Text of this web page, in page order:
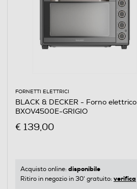
FORNETTI ELETTRICI
BLACK & DECKER - Forno elettrico
BXOV4500E-GRIGIO
€ 139,00
Acquisto online: disponibile
Ritiro in negozio in 30' gratuito: verifica